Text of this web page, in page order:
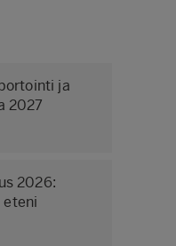
ja
2027
2026:
eteni